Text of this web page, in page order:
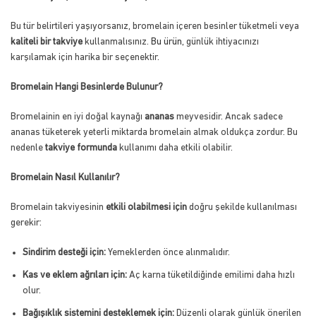
Bu tür belirtileri yaşıyorsanız, bromelain içeren besinler tüketmeli veya
kaliteli bir takviye kullanmalısınız. Bu ürün, günlük ihtiyacınızı
karşılamak için harika bir seçenektir.
Bromelain Hangi Besinlerde Bulunur?
Bromelainin en iyi doğal kaynağı ananas meyvesidir. Ancak sadece
ananas tüketerek yeterli miktarda bromelain almak oldukça zordur. Bu
nedenle takviye formunda kullanımı daha etkili olabilir.
Bromelain Nasıl Kullanılır?
Bromelain takviyesinin etkili olabilmesi için doğru şekilde kullanılması
gerekir:
Sindirim desteği için: Yemeklerden önce alınmalıdır.
Kas ve eklem ağrıları için: Aç karna tüketildiğinde emilimi daha hızlı
olur.
Bağışıklık sistemini desteklemek için: Düzenli olarak günlük önerilen